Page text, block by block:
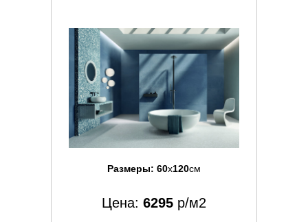
Размеры: 60x120см
Цена: 6295 р/м2